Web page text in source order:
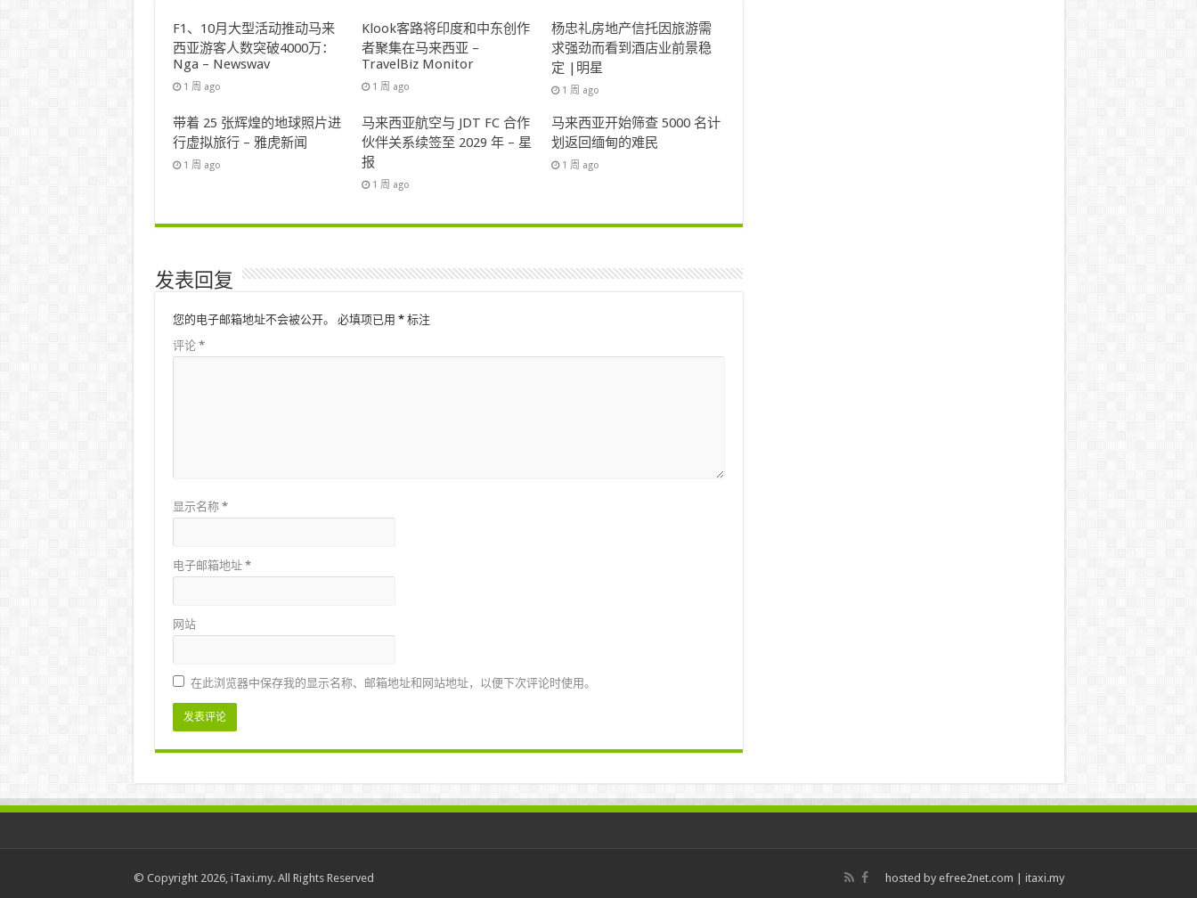
F1、10月大型活动推动马来
西亚游客人数突破4000万：
Nga – Newswav
1 周 ago
Klook客路将印度和中东创作
者聚集在马来西亚 –
TravelBiz Monitor
1 周 ago
杨忠礼房地产信托因旅游需
求强劲而看到酒店业前景稳
定 |明星
1 周 ago
带着 25 张辉煌的地球照片进
行虚拟旅行 – 雅虎新闻
1 周 ago
马来西亚航空与 JDT FC 合作
伙伴关系续签至 2029 年 – 星
报
1 周 ago
马来西亚开始筛查 5000 名计
划返回缅甸的难民
1 周 ago
发表回复
您的电子邮箱地址不会被公开。 必填项已用 *标注
评论 *
显示名称 *
电子邮箱地址 *
网站
在此浏览器中保存我的显示名称、邮箱地址和网站地址，以便下次评论时使用。
hosted by efree2net.com itaxi.my
© Copyright 2026, iTaxi.my. All Rights Reserved